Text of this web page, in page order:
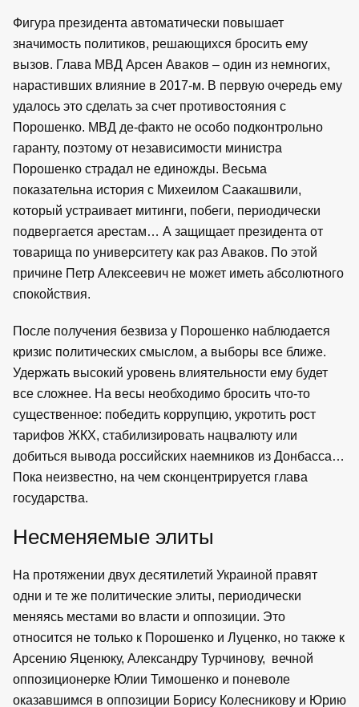
Фигура президента автоматически повышает
значимость политиков, решающихся бросить ему
вызов. Глава МВД Арсен Аваков – один из немногих,
нарастивших влияние в 2017-м. В первую очередь ему
удалось это сделать за счет противостояния с
Порошенко. МВД де-факто не особо подконтрольно
гаранту, поэтому от независимости министра
Порошенко страдал не единожды. Весьма
показательна история с Михеилом Саакашвили,
который устраивает митинги, побеги, периодически
подвергается арестам… А защищает президента от
товарища по университету как раз Аваков. По этой
причине Петр Алексеевич не может иметь абсолютного
спокойствия.
После получения безвиза у Порошенко наблюдается
кризис политических смыслом, а выборы все ближе.
Удержать высокий уровень влиятельности ему будет
все сложнее. На весы необходимо бросить что-то
существенное: победить коррупцию, укротить рост
тарифов ЖКХ, стабилизировать нацвалюту или
добиться вывода российских наемников из Донбасса…
Пока неизвестно, на чем сконцентрируется глава
государства.
Несменяемые элиты
На протяжении двух десятилетий Украиной правят
одни и те же политические элиты, периодически
меняясь местами во власти и оппозиции. Это
относится не только к Порошенко и Луценко, но также к
Арсению Яценюку, Александру Турчинову, вечной
оппозиционерке Юлии Тимошенко и поневоле
оказавшимся в оппозиции Борису Колесникову и Юрию